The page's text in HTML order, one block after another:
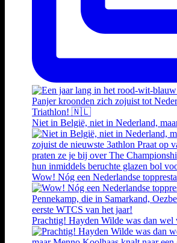
Niet in België, niet in Nederland,
Wow! Nóg een Nederlandse
Prachtig! Hayden Wilde was dan wel